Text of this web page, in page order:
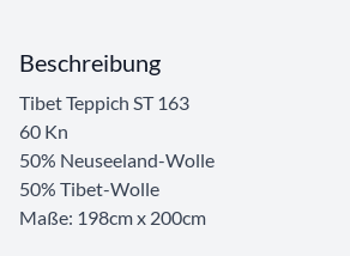
Beschreibung
Tibet Teppich ST 163
60 Kn
50% Neuseeland-Wolle
50% Tibet-Wolle
Maße: 198cm x 200cm